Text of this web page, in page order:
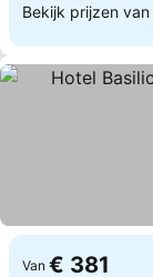
Bekijk prijzen van
Van € 381